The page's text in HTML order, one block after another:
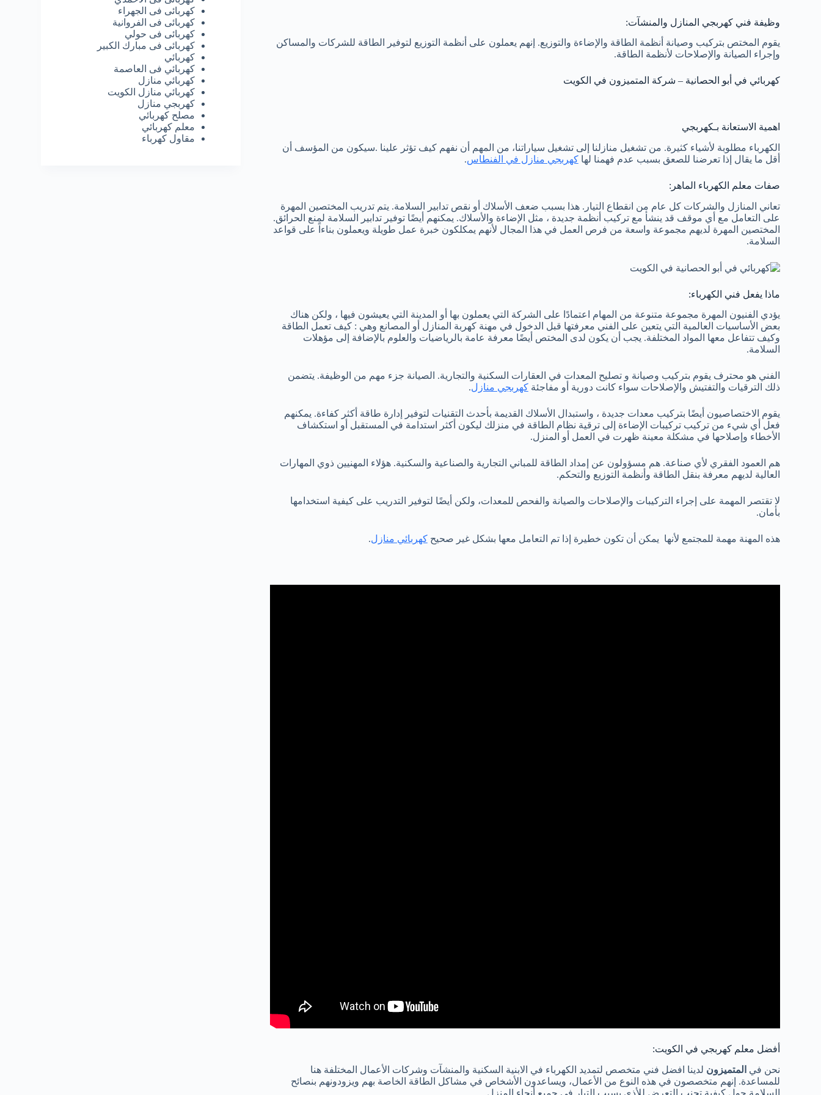
وظيفة فني كهربجي المنازل والمنشآت:
يقوم المختص بتركيب وصيانة أنظمة الطاقة والإضاءة والتوزيع. إنهم يعملون على أنظمة التوزيع لتوفير الطاقة للشركات والمساكن
وإجراء الصيانة والإصلاحات لأنظمة الطاقة.
كهربائي في أبو الحصانية – شركة المتميزون في الكويت
اهمية الاستعانة بـكهربجي
الكهرباء مطلوبة لأشياء كثيرة. من تشغيل منازلنا إلى تشغيل سياراتنا، من المهم أن نفهم كيف تؤثر علينا .سيكون من المؤسف أن
أقل ما يقال إذا تعرضنا للصعق بسبب عدم فهمنا لهاكهربجي منازل في الفنطاس.
صفات معلم الكهرباء الماهر:
تعاني المنازل والشركات كل عام من انقطاع التيار. هذا بسبب ضعف الأسلاك أو نقص تدابير السلامة. يتم تدريب المختصين المهرة
على التعامل مع أي موقف قد ينشأ مع تركيب أنظمة جديدة ، مثل الإضاءة والأسلاك. يمكنهم أيضًا توفير تدابير السلامة لمنع الحرائق.
المختصين المهرة لديهم مجموعة واسعة من فرص العمل في هذا المجال لأنهم يمكلكون خبرة عمل طويلة ويعملون بناءاً على قواعد
السلامة.
ماذا يفعل فني الكهرباء:
يؤدي الفنيون المهرة مجموعة متنوعة من المهام اعتمادًا على الشركة التي يعملون بها أو المدينة التي يعيشون فيها ، ولكن هناك
بعض الأساسيات العالمية التي يتعين على الفني معرفتها قبل الدخول في مهنة كهربة المنازل أو المصانع وهي : كيف تعمل الطاقة
وكيف تتفاعل معها المواد المختلفة. يجب أن يكون لدى المختص أيضًا معرفة عامة بالرياضيات والعلوم بالإضافة إلى مؤهلات
السلامة.
الفني هو محترف يقوم بتركيب وصيانة و تصليح المعدات في العقارات السكنية والتجارية. الصيانة جزء مهم من الوظيفة. يتضمن
ذلك الترقيات والتفتيش والإصلاحات سواء كانت دورية أو مفاجئةكهربجي منازل.
يقوم الاختصاصيون أيضًا بتركيب معدات جديدة ، واستبدال الأسلاك القديمة بأحدث التقنيات لتوفير إدارة طاقة أكثر كفاءة. يمكنهم
فعل أي شيء من تركيب تركيبات الإضاءة إلى ترقية نظام الطاقة في منزلك ليكون أكثر استدامة في المستقبل أو استكشاف
الأخطاء وإصلاحها في مشكلة معينة ظهرت في العمل أو المنزل.
هم العمود الفقري لأي صناعة. هم مسؤولون عن إمداد الطاقة للمباني التجارية والصناعية والسكنية. هؤلاء المهنيين ذوي المهارات
العالية لديهم معرفة بنقل الطاقة وأنظمة التوزيع والتحكم.
لا تقتصر المهمة على إجراء التركيبات والإصلاحات والصيانة والفحص للمعدات، ولكن أيضًا لتوفير التدريب على كيفية استخدامها
بأمان.
هذه المهنة مهمة للمجتمع لأنها يمكن أن تكون خطيرة إذا تم التعامل معها بشكل غير صحيحكهربائي منازل.
أفضل معلم كهربجي في الكويت:
نحن في المتميزون لدينا افضل فني متخصص لتمديد الكهرباء في الابنية السكنية والمنشآت وشركات الأعمال المختلفة هنا
للمساعدة. إنهم متخصصون في هذه النوع من الأعمال، ويساعدون الأشخاص في مشاكل الطاقة الخاصة بهم ويزودونهم بنصائح
كهربائى فى الجهراء
كهربائى فى الفروانية
كهربائى فى حولي
كهربائى فى مبارك الكبير
كهربائي
كهربائي فى العاصمة
كهربائي منازل
كهربائي منازل الكويت
كهربجي منازل
مصلح كهربائي
معلم كهربائي
مقاول كهرباء